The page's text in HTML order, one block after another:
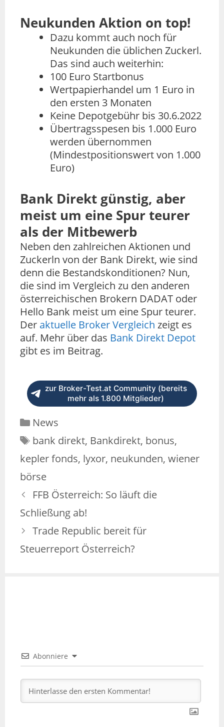
Neukunden Aktion on top!
Dazu kommt auch noch für
Neukunden die üblichen Zuckerl.
Das sind auch weiterhin:
100 Euro Startbonus
Wertpapierhandel um 1 Euro in
den ersten 3 Monaten
Keine Depotgebühr bis 30.6.2022
Übertragsspesen bis 1.000 Euro
werden übernommen
(Mindestpositionswert von 1.000
Euro)
Bank Direkt günstig, aber
meist um eine Spur teurer
als der Mitbewerb
Neben den zahlreichen Aktionen und
Zuckerln von der Bank Direkt, wie sind
denn die Bestandskonditionen? Nun,
die sind im Vergleich zu den anderen
österreichischen Brokern DADAT oder
Hello Bank meist um eine Spur teurer.
Der aktuelle Broker Vergleich zeigt es
auf. Mehr über das Bank Direkt Depot
gibt es im Beitrag.
zur Broker-Test.at Community (bereits
mehr als 1.800 Mitglieder)
News
bank direkt, Bankdirekt, bonus,
kepler fonds, lyxor, neukunden, wiener
börse
FFB Österreich: So läuft die
Schließung ab!
Trade Republic bereit für
Steuerreport Österreich?
Abonniere